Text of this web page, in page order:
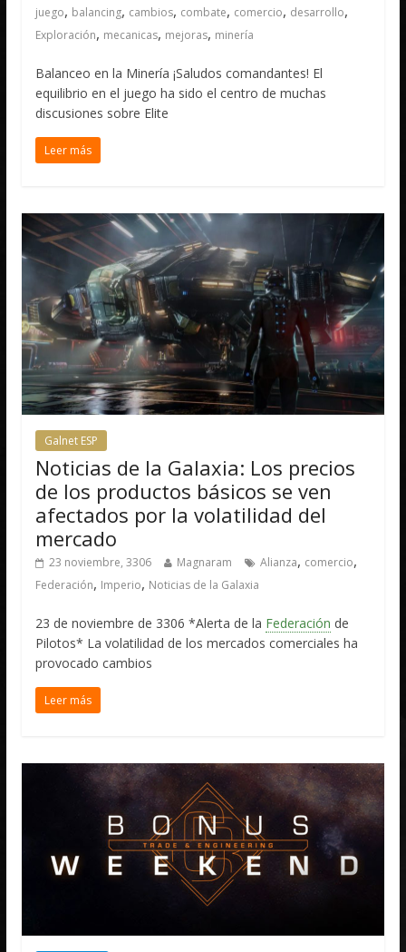
juego, balancing, cambios, combate, comercio, desarrollo,
Exploración, mecanicas, mejoras, minería
Balanceo en la Minería ¡Saludos comandantes! El
equilibrio en el juego ha sido el centro de muchas
discusiones sobre Elite
Leer más
Galnet ESP
Noticias de la Galaxia: Los precios
de los productos básicos se ven
afectados por la volatilidad del
mercado
23 noviembre, 3306 Magnaram Alianza, comercio,
Federación, Imperio, Noticias de la Galaxia
23 de noviembre de 3306 *Alerta de la Federación de
Pilotos* La volatilidad de los mercados comerciales ha
provocado cambios
Leer más